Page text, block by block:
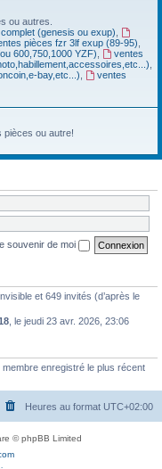
ou autres.
(genesis ou exup)
pièces fzr 3lf exup (89-95)
600,750,1000 YZF)
ventes
bay,etc...)
ventes
pièces ou autre!
souvenir de moi
et 649 invités (d’après le
, le jeudi 23 avr. 2026, 23:06
membre enregistré le plus récent
Heures au format UTC+02:00
© phpBB Limited